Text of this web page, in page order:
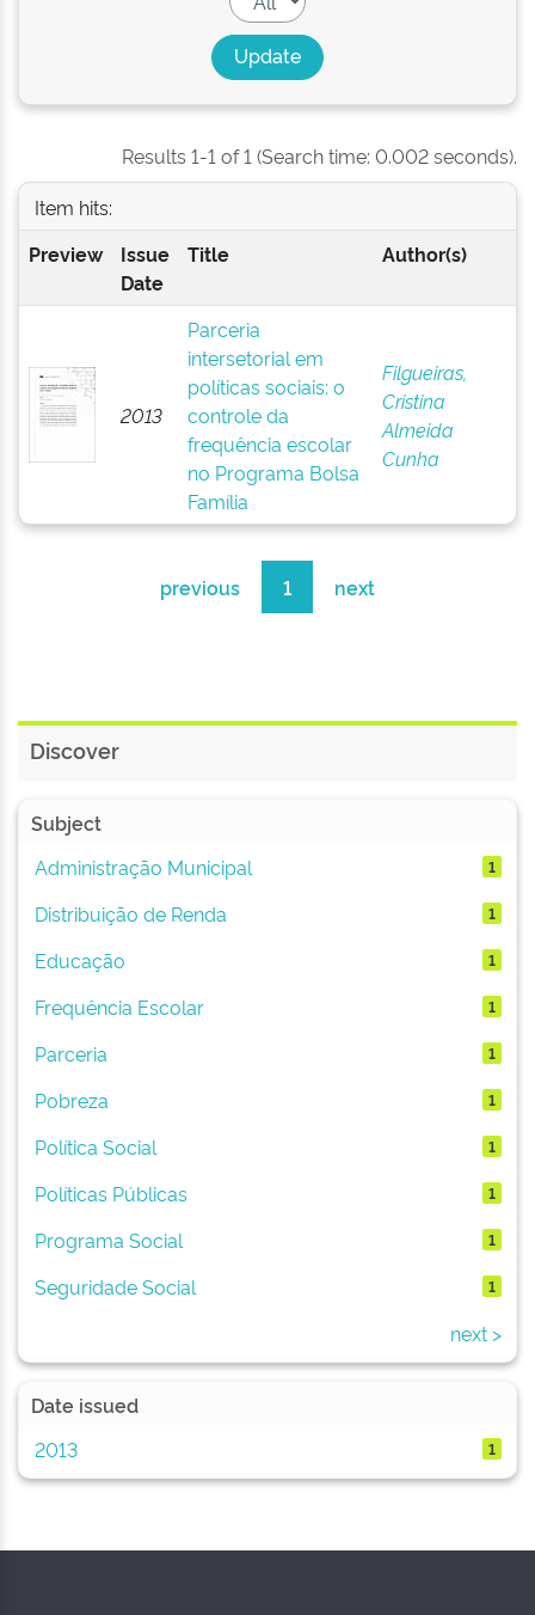
Results 1-1 of 1 (Search time: 0.002 seconds).
Item hits:
Preview
Issue
Date
Title Author(s)
2013
Parceria
intersetorial em
políticas sociais: o
controle da
frequência escolar
no Programa Bolsa
Família
Filgueiras,
Cristina
Almeida
Cunha
previous 1 next
Discover
Subject
Administração Municipal
1
Distribuição de Renda 1
Educação 1
Frequência Escolar 1
Parceria 1
Pobreza 1
Política Social 1
Políticas Públicas 1
Programa Social 1
Seguridade Social 1
next >
Date issued
2013
1